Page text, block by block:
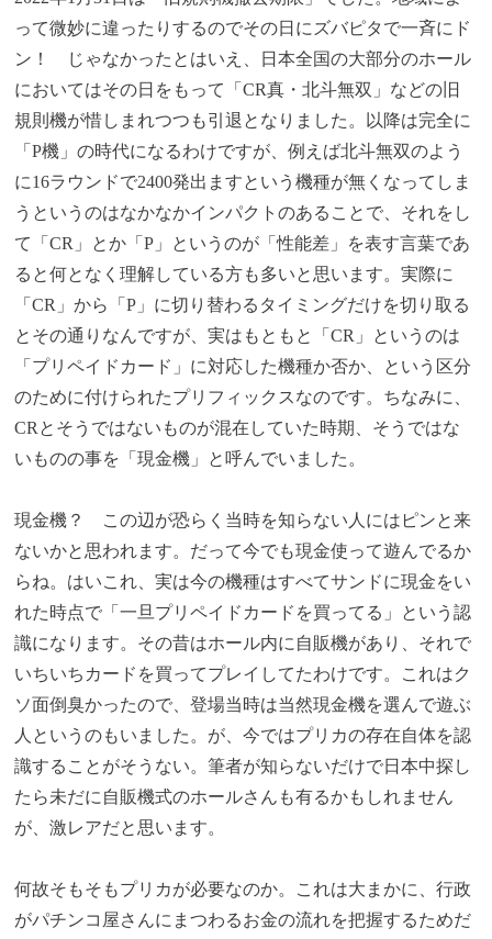
って微妙に違ったりするのでその日にズバピタで一斉にド
ン！ じゃなかったとはいえ、日本全国の大部分のホール
においてはその日をもって「CR真・北斗無双」などの旧
規則機が惜しまれつつも引退となりました。以降は完全に
「P機」の時代になるわけですが、例えば北斗無双のよう
に16ラウンドで2400発出ますという機種が無くなってしま
うというのはなかなかインパクトのあることで、それをし
て「CR」とか「P」というのが「性能差」を表す言葉であ
ると何となく理解している方も多いと思います。実際に
「CR」から「P」に切り替わるタイミングだけを切り取る
とその通りなんですが、実はもともと「CR」というのは
「プリペイドカード」に対応した機種か否か、という区分
のために付けられたプリフィックスなのです。ちなみに、
CRとそうではないものが混在していた時期、そうではな
いものの事を「現金機」と呼んでいました。
現金機？ この辺が恐らく当時を知らない人にはピンと来
ないかと思われます。だって今でも現金使って遊んでるか
らね。はいこれ、実は今の機種はすべてサンドに現金をい
れた時点で「一旦プリペイドカードを買ってる」という認
識になります。その昔はホール内に自販機があり、それで
いちいちカードを買ってプレイしてたわけです。これはク
ソ面倒臭かったので、登場当時は当然現金機を選んで遊ぶ
人というのもいました。が、今ではプリカの存在自体を認
識することがそうない。筆者が知らないだけで日本中探し
たら未だに自販機式のホールさんも有るかもしれません
が、激レアだと思います。
何故そもそもプリカが必要なのか。これは大まかに、行政
がパチンコ屋さんにまつわるお金の流れを把握するためだ